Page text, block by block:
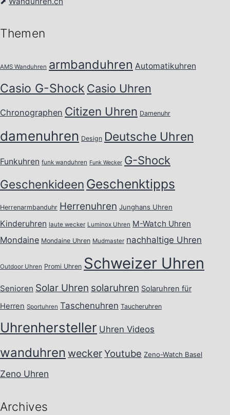
Themen
AMS Wanduhren armbanduhren Automatikuhren
Casio G-Shock Casio Uhren
Chronographen Citizen Uhren Damenuhr
damenuhren Design Deutsche Uhren
Funkuhren funk wanduhren Funk Wecker G-Shock
Geschenkideen Geschenktipps
Herrenarmbanduhr Herrenuhren Junghans Uhren
Kinderuhren laute wecker Luminox Uhren M-Watch Uhren
Mondaine Mondaine Uhren Mudmaster nachhaltige Uhren
Outdoor Uhren Promi Uhren Schweizer Uhren
Senioren Solar Uhren solaruhren Solaruhren für
Herren Sportuhren Taschenuhren Taucheruhren
Uhrenhersteller Uhren Videos
wanduhren weckerYoutube Zeno-Watch Basel
Zeno Uhren
Archives